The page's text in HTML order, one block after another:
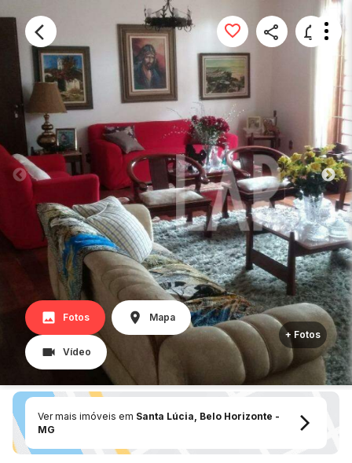
Fotos Mapa
Vídeo
+ Fotos
Ver mais imóveis em Santa Lúcia, Belo Horizonte -
MG